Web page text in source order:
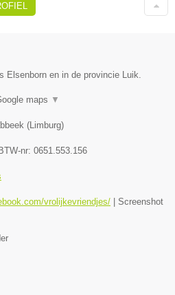
Elsenborn en in de provincie Luik.
maps ▼
(Limburg)
nr: 0651.553.156
vrolijkevriendjes/
Screenshot